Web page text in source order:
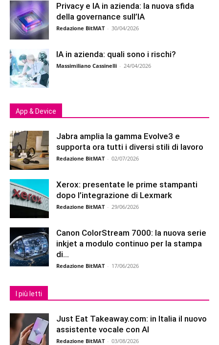
Privacy e IA in azienda: la nuova sfida
della governance sull’IA
Redazione BitMAT - 30/04/2026
IA in azienda: quali sono i rischi?
Massimiliano Cassinelli - 24/04/2026
App & Device
Jabra amplia la gamma Evolve3 e
supporta ora tutti i diversi stili di lavoro
Redazione BitMAT - 02/07/2026
Xerox: presentate le prime stampanti
dopo l’integrazione di Lexmark
Redazione BitMAT - 29/06/2026
Canon ColorStream 7000: la nuova serie
inkjet a modulo continuo per la stampa
di...
Redazione BitMAT - 17/06/2026
I più letti
Just Eat Takeaway.com: in Italia il nuovo
assistente vocale con AI
Redazione BitMAT - 03/08/2026